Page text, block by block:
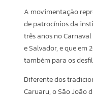
A movimentação
de patrocínios da
três anos no
e Salvador, e que em
também para os
Diferente dos
Caruaru, o São João